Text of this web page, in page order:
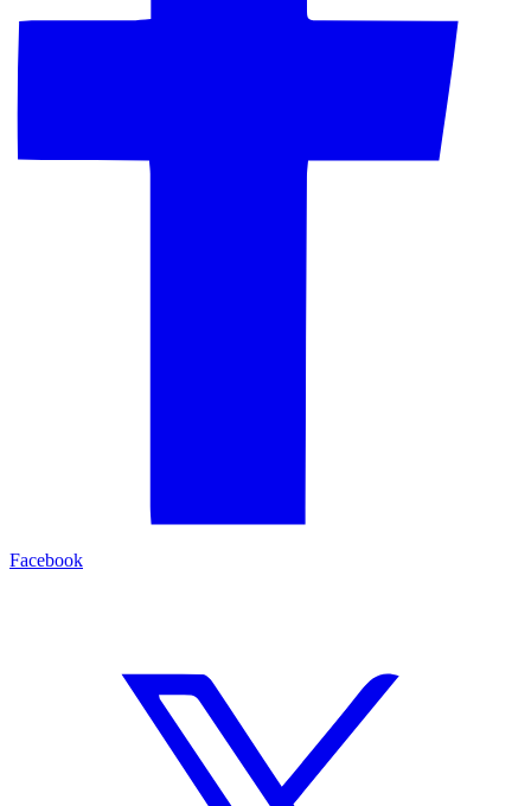
Facebook